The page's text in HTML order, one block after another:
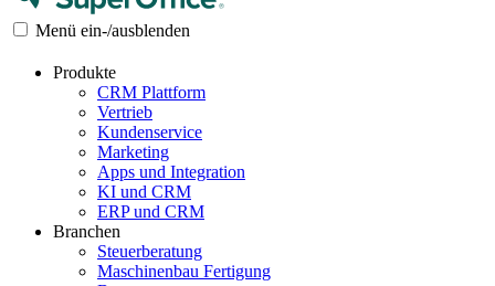
Menü ein-/ausblenden
Produkte
CRM Plattform
Vertrieb
Kundenservice
Marketing
Apps und Integration
KI und CRM
ERP und CRM
Branchen
Steuerberatung
Maschinenbau Fertigung